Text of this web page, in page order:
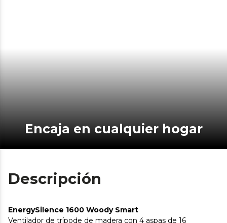
Encaja en cualquier hogar
Descripción
EnergySilence 1600 Woody Smart
Ventilador de trípode de madera con 4 aspas de 16